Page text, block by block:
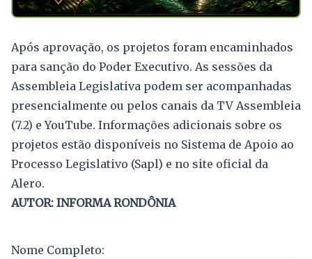
Após aprovação, os projetos foram encaminhados
para sanção do Poder Executivo. As sessões da
Assembleia Legislativa podem ser acompanhadas
presencialmente ou pelos canais da TV Assembleia
(7.2) e YouTube. Informações adicionais sobre os
projetos estão disponíveis no Sistema de Apoio ao
Processo Legislativo (Sapl) e no site oficial da
Alero.
AUTOR: INFORMA RONDÔNIA
Nome Completo: